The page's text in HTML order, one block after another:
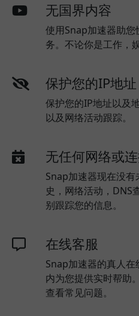
无国界内容
使用Snap加速器助
务。不论你是工作，
保护您的IP地址
保护您的IP地址以及
以及网络活动跟踪。
无任何网络或
Snap加速器现在没
史，网络活动，DNS
别跟踪您的信息。
在线客服
Snap加速器的真人
内为您提供实时帮助
查看常见问题。